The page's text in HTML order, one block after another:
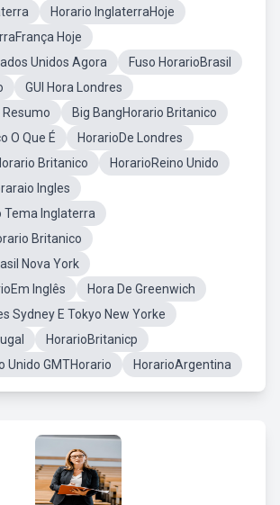
Horario InglaterraHoje
Hoje
Unidos Agora
Fuso HorarioBrasil
GUI Hora Londres
Resumo
Big BangHorario Britanico
O Que É
HorarioDe Londres
Britanico
HorarioReino Unido
Ingles
Tema Inglaterra
Britanico
Nova York
Inglês
Hora De Greenwich
Sydney E Tokyo New Yorke
HorarioBritanicp
Unido GMTHorario
HorarioArgentina